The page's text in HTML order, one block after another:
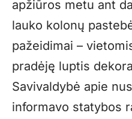
apžiūros metu ant
lauko kolonų
pažeidimai –
pradėję luptis
Savivaldybė apie
informavo statybos